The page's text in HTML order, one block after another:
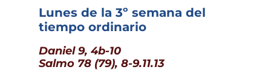
Institucional
Familia Menesiana
Lunes de la 3º semana del
tiempo ordinario
Daniel 9, 4b-10
Salmo 78 (79), 8-9.11.13